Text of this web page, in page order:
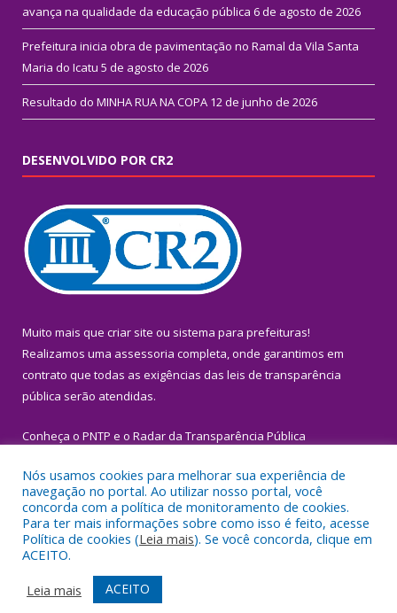
avança na qualidade da educação pública 6 de agosto de 2026
Prefeitura inicia obra de pavimentação no Ramal da Vila Santa
Maria do Icatu 5 de agosto de 2026
Resultado do MINHA RUA NA COPA 12 de junho de 2026
DESENVOLVIDO POR CR2
Muito mais que criar site ou sistema para prefeituras!
Realizamos uma assessoria completa, onde garantimos em
contrato que todas as exigências das leis de transparência
pública serão atendidas.
Conheça o PNTP e o Radar da Transparência Pública
Todos os direitos reservados a Prefeitura Municipal de Igarapé-
Miri.
Mapa do Site
Acessar Área Administrativa
Acessar Webmail
Nós usamos cookies para melhorar sua experiência de
navegação no portal. Ao utilizar nosso portal, você
concorda com a política de monitoramento de cookies.
Para ter mais informações sobre como isso é feito, acesse
Política de cookies (Leia mais). Se você concorda, clique em
ACEITO.
Leia mais
ACEITO